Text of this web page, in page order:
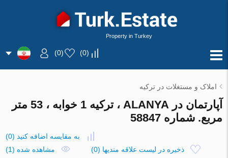
Property in Turkey
(
0
)
(
0
)
املاک و مستغلات در ترکیه
آپارتمان در ALANYA ، ترکیه 1 خوابه ، 53 متر
مربع. شماره 58847
به مقایسه اضافه کنید (
0
)
ذخیره در لیست علاقه مندیها (
0
)
مشاهده شده (1)